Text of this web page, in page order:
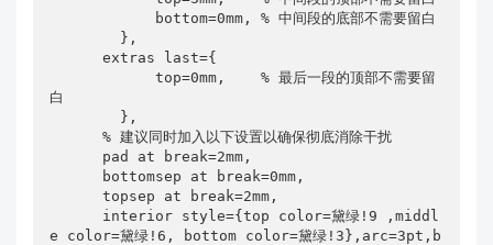
      extras last={
            top=0mm,    % 最后一段的顶部不需要留
白
      % 建议同时加入以下设置以确保彻底消除干扰
      topsep at break=2mm,
e color=黛绿!6, bottom color=黛绿!3},arc=3pt,b